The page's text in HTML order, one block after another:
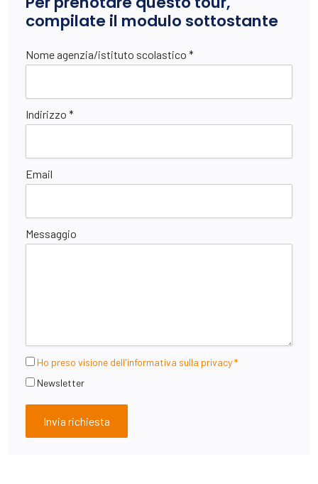
compilate il modulo sottostante
Nome agenzia/istituto scolastico *
Indirizzo *
Email
Messaggio
Ho preso visione dell'informativa sulla privacy *
Newsletter
Invia richiesta